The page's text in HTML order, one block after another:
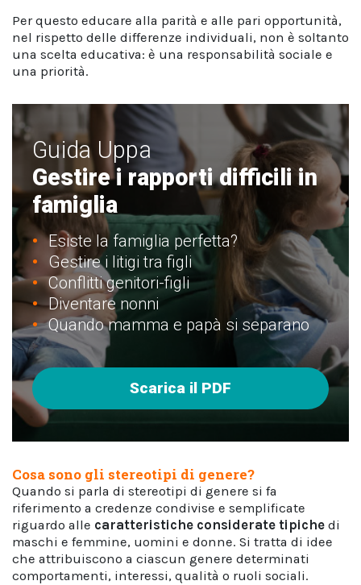
Per questo educare alla parità e alle pari opportunità,
nel rispetto delle differenze individuali, non è soltanto
una scelta educativa: è una responsabilità sociale e
una priorità.
Guida Uppa
Gestire i rapporti difficili in
famiglia
Esiste la famiglia perfetta?
Gestire i litigi tra figli
Conflitti genitori-figli
Diventare nonni
Quando mamma e papà si separano
Scarica il PDF
Cosa sono gli stereotipi di genere?
Quando si parla di stereotipi di genere si fa
riferimento a credenze condivise e semplificate
riguardo alle caratteristiche considerate tipiche di
maschi e femmine, uomini e donne. Si tratta di idee
che attribuiscono a ciascun genere determinati
comportamenti, interessi, qualità o ruoli sociali.